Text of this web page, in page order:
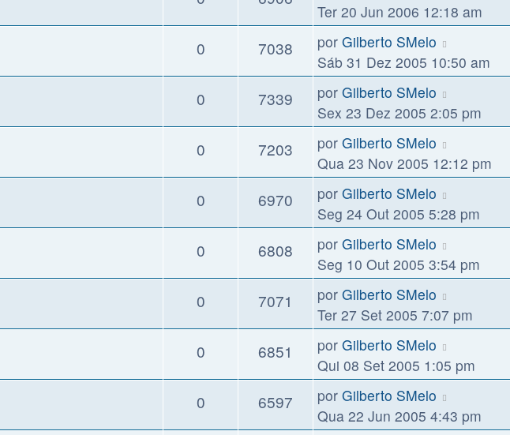
Ter 20 Jun 2006 12:18 am
0 7038 por Gilberto SMelo
Sáb 31 Dez 2005 10:50 am
0 7339 por Gilberto SMelo
Sex 23 Dez 2005 2:05 pm
0 7203 por Gilberto SMelo
Qua 23 Nov 2005 12:12 pm
0 6970 por Gilberto SMelo
Seg 24 Out 2005 5:28 pm
0 6808 por Gilberto SMelo
Seg 10 Out 2005 3:54 pm
0 7071 por Gilberto SMelo
Ter 27 Set 2005 7:07 pm
0 6851 por Gilberto SMelo
Qui 08 Set 2005 1:05 pm
0 6597 por Gilberto SMelo
Qua 22 Jun 2005 4:43 pm